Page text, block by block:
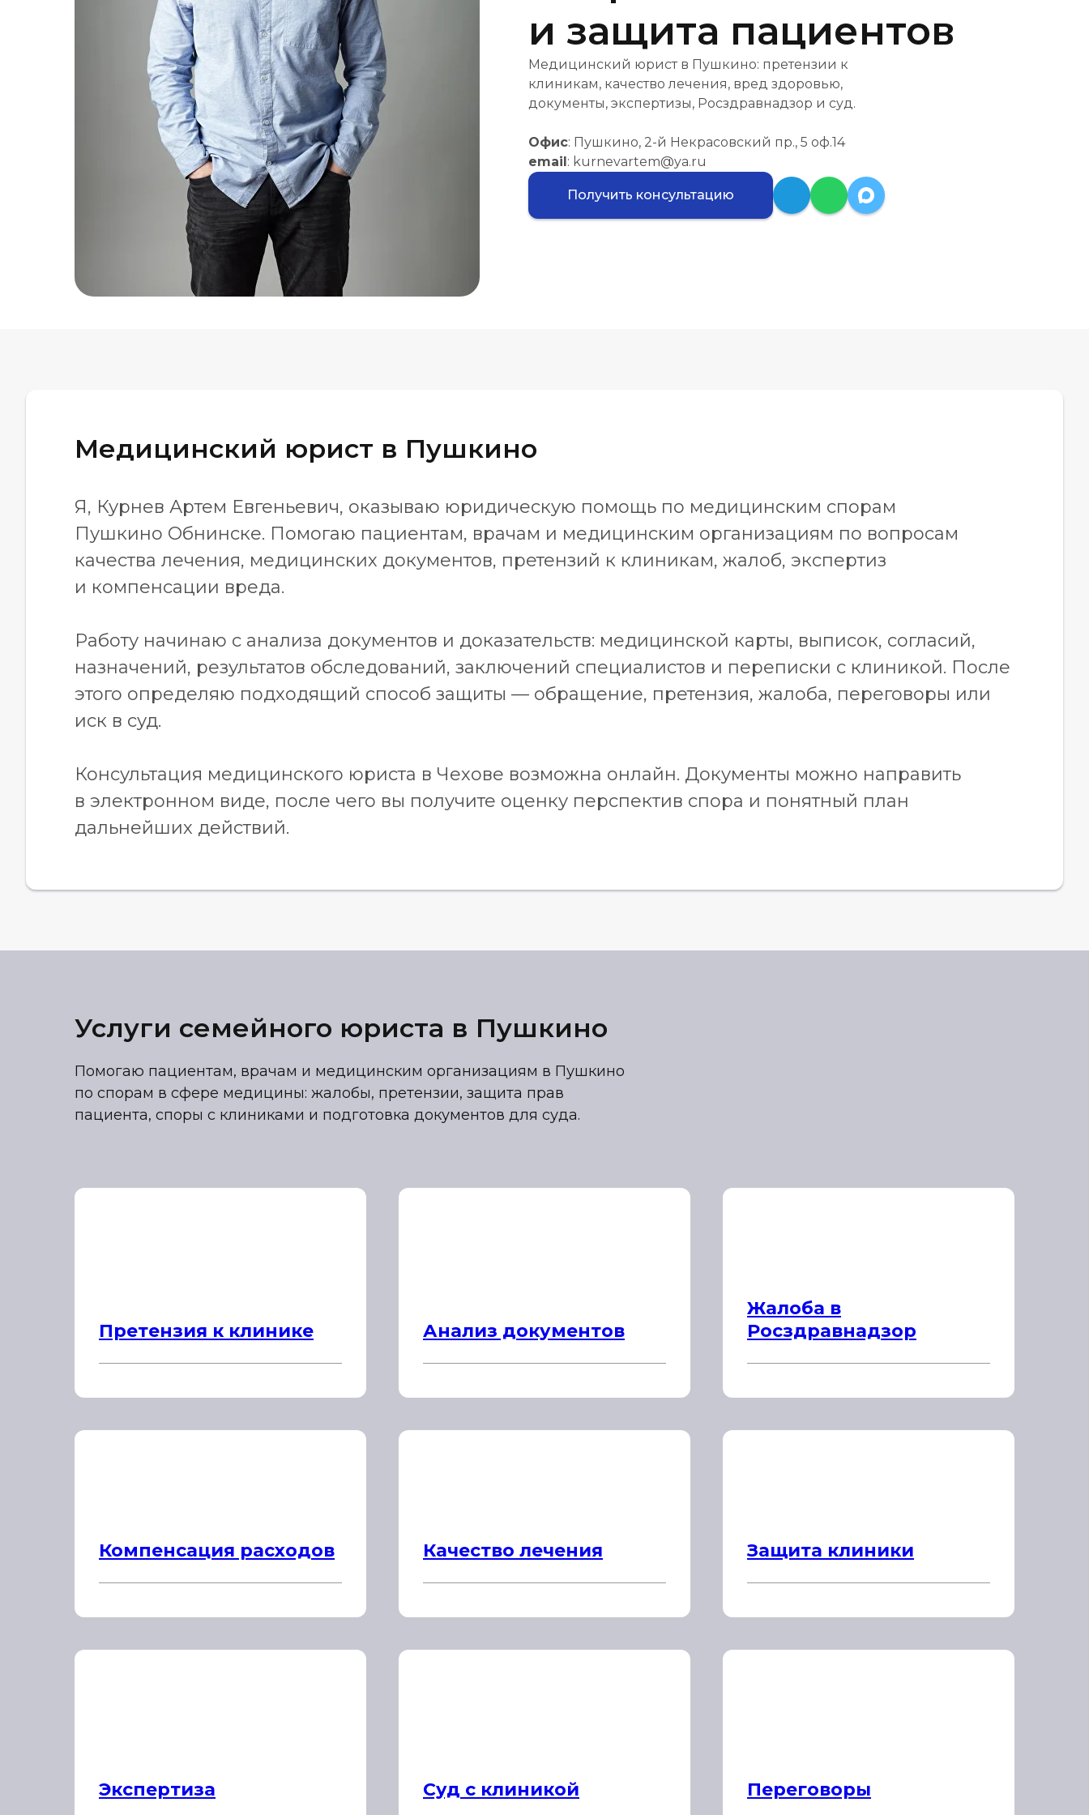
и защита пациентов
Медицинский юрист в Пушкино: претензии к
клиникам, качество лечения, вред здоровью,
документы, экспертизы, Росздравнадзор и суд.
Офис: Пушкино, 2-й Некрасовский пр., 5 оф.14
email: kurnevartem@ya.ru
Получить консультацию
Медицинский юрист в Пушкино
Я, Курнев Артем Евгеньевич, оказываю юридическую помощь по медицинским спорам
Пушкино Обнинске. Помогаю пациентам, врачам и медицинским организациям по вопросам
качества лечения, медицинских документов, претензий к клиникам, жалоб, экспертиз
и компенсации вреда.
Работу начинаю с анализа документов и доказательств: медицинской карты, выписок, согласий,
назначений, результатов обследований, заключений специалистов и переписки с клиникой. После
этого определяю подходящий способ защиты — обращение, претензия, жалоба, переговоры или
иск в суд.
Консультация медицинского юриста в Чехове возможна онлайн. Документы можно направить
в электронном виде, после чего вы получите оценку перспектив спора и понятный план
дальнейших действий.
Услуги семейного юриста в Пушкино
Помогаю пациентам, врачам и медицинским организациям в Пушкино
по спорам в сфере медицины: жалобы, претензии, защита прав
пациента, споры с клиниками и подготовка документов для суда.
Претензия к клинике Анализ документов
Жалоба в
Росздравнадзор
Компенсация расходов Качество лечения Защита клиники
Экспертиза Суд с клиникой Переговоры